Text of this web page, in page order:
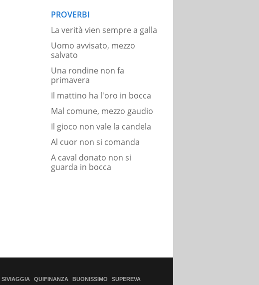
PROVERBI
La verità vien sempre a galla
Uomo avvisato, mezzo
salvato
Una rondine non fa
primavera
Il mattino ha l'oro in bocca
Mal comune, mezzo gaudio
Il gioco non vale la candela
Al cuor non si comanda
A caval donato non si
guarda in bocca
SIVIAGGIA QUIFINANZA BUONISSIMO SUPEREVA